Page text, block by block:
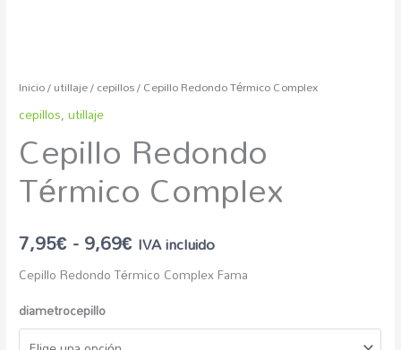
Inicio/utillaje/cepillos/ Cepillo Redondo Térmico Complex
cepillos,utillaje
Cepillo Redondo
Térmico Complex
7,95€-9,69€ IVA incluido
Cepillo Redondo Térmico Complex Fama
diametrocepillo